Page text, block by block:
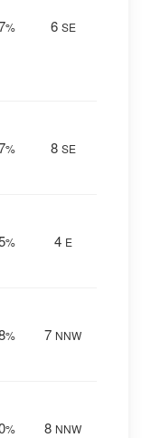
% 6 SE
% 8 SE
% 4 E
% 7 NNW
% 8 NNW